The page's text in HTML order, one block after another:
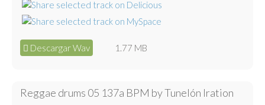
Descargar Wav 1.77 MB
Reggae drums 05 137a BPM by Tunelón Iration